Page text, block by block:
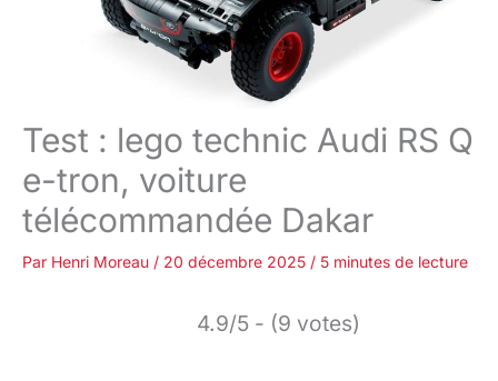
Test : lego technic Audi RS Q
e-tron, voiture
télécommandée Dakar
Par Henri Moreau / 20 décembre 2025 / 5 minutes de lecture
4.9/5 - (9 votes)